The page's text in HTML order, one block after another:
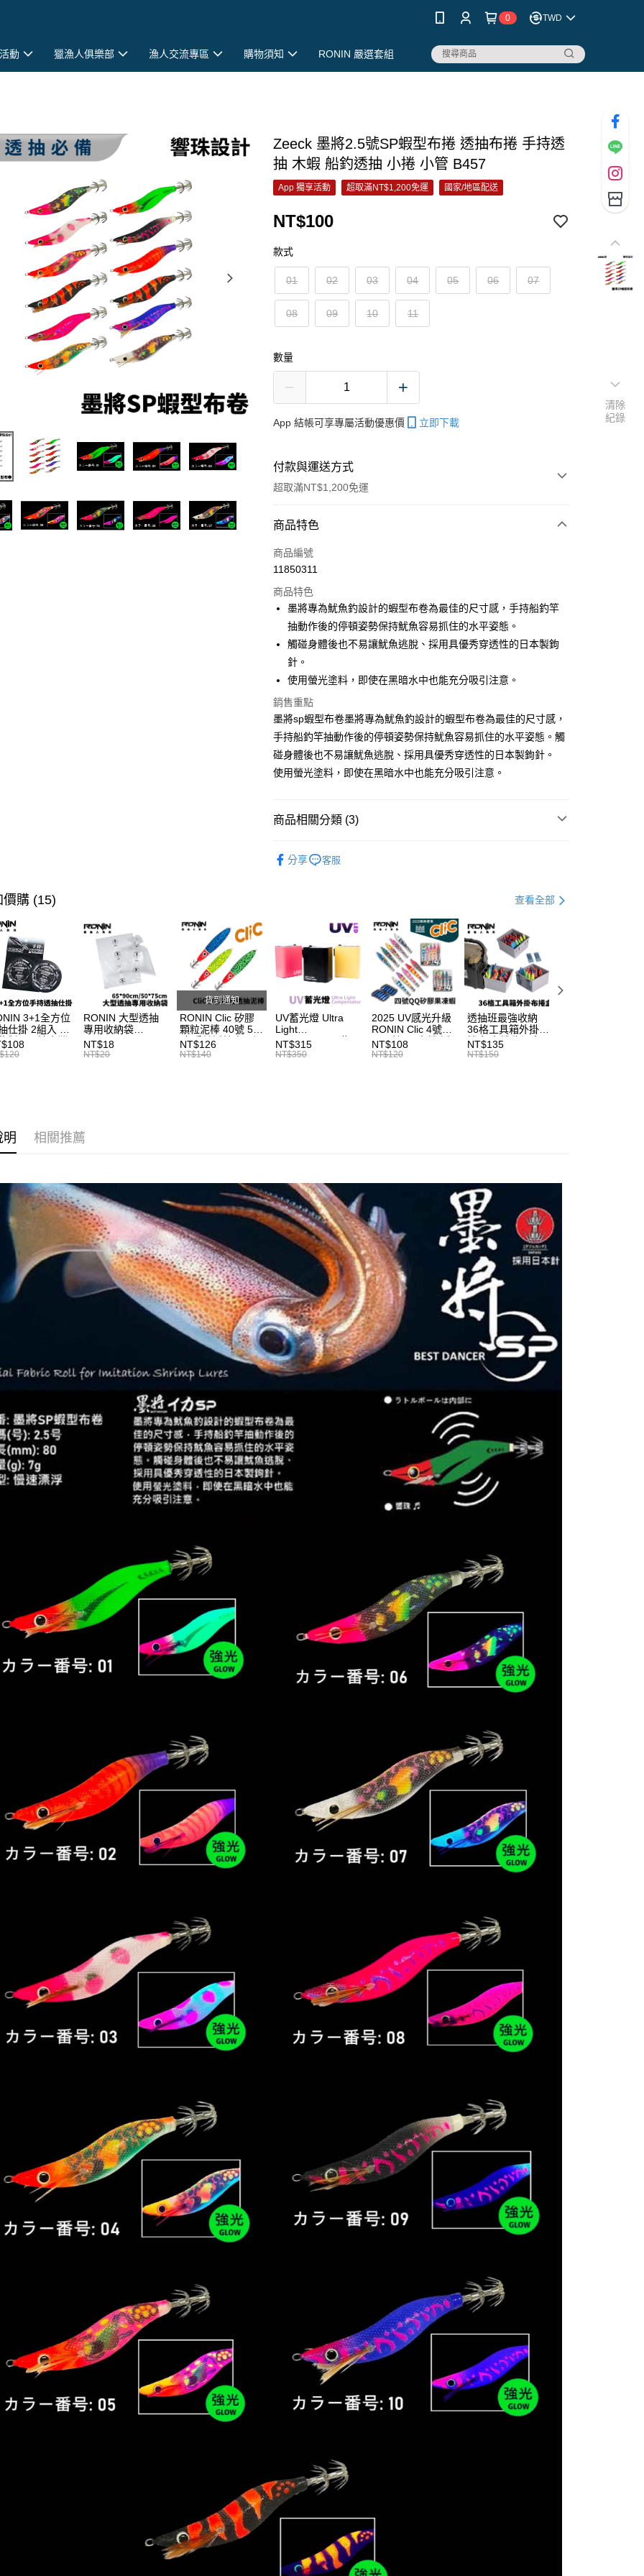
0 TWD
動 獵漁人俱樂部 漁人交流專區 購物須知 RONIN 嚴選套組
Zeeck 墨將2.5號SP蝦型布捲 透抽布捲 手持透
抽 木蝦 船釣透抽 小捲 小管 B457
App 獨享活動 超取滿NT$1,200免運 國家/地區配送
NT$100
款式
01 02 03 04 05 06 07
08 09 10 11
數量
App 結帳可享專屬活動優惠價 立即下載
付款與運送方式
超取滿NT$1,200免運
付款方式
信用卡一次付款
3 期 0 利率 每期 NT$33 21家銀行
合作金庫商業銀行
第一商業銀行
華南商業銀行
彰化商業銀行
國泰世華商業銀行
臺灣中小企業銀行
台中商業銀行
匯豐（台灣）商業銀行
聯邦商業銀行
遠東國際商業銀行
玉山商業銀行
星展（台灣）商業銀行
台新國際商業銀行
中國信託商業銀行
台灣樂天信用卡公司
超商取貨付款
街口支付
悠遊付
大哥付你分期
相關說明
1.本服務由台灣大哥大提供，台灣大哥大用戶可立即使用無須另外申請。
完成交易。
消。如遇「轉專審核」未通過狀況，表示未達大哥付你分期系統評分，恕
無法說明評估內容。
1.分期款項不併入電信帳單，「大哥付你分期」於每月結算日後寄送繳費提
2.透過簡訊連結打開帳單後，可選擇「超商條碼／台灣大直營門市／銀行轉
帳／街口支付／iPASS MONEY」等通路繳費。
【注意事項】
1.本服務係由「台灣大哥大股份有限公司」（以下簡稱本公司）所提供，讓
用戶於交易時，得透過本服務購買商品或服務，並由商店將買賣／分期付
款買賣價金債權讓與本公司後，依約使用本公司帳單繳交帳款。
2.基於同意付款使用「大哥付你分期」之契約關係目的，商店將以您的個人
資料（包含姓名、電話或地址）提供予台灣大哥大進項蒐集、處理及利
用，由本公司與您本人進行分期帳單所需資料之確認、核對及更正。
3.完整用戶服務條款，請詳閱以下連結：
https://oppay.tw/userRule
AFTEE先享後付
AFTEE先享後付是「在收到商品之後才付款」的支付方式。 讓您購物簡單
２．便利：只要手機號碼，簡訊認證，即可結帳。
付」結帳頁面，進行簡訊認證並確認金額後，即可完成結帳。
２．訂單成立數日內，您將收到繳費通知簡訊。
３．收到繳費通知簡訊後14天內，點擊此簡訊中的連結，可透過四大超商
／ATM／網路銀行／等多元方式進行付款，方視為交易完成。
※ 請注意：結帳手續完成當下不需立刻繳費，但若您需要取消訂單，請聯
絡購買商品的店家。未經商家同意取消之訂單仍視為有效，需透過AFTEE
先享後付繳納相關費用。
※ 交易是否成功請以「AFTEE先享後付 」之結帳頁面顯示為準，若有關於
是否繳費成功／繳費後需取消欲退款等相關疑問，請聯繫「AFTEE先享後
付客戶支援中心」
https://netprotections.freshdesk.com/support/home
４．使用「AFTEE先享後付」時，將依據個別帳號之用戶狀況，依本公司
即時審查核予不同之上限額度；若仍有額度不足之情形，本公司將視審查
結果請求用戶進行身份認證。
５．嚴禁一人註冊多個帳號或使用他人資訊註冊。若發現惡意使用之情
形，恩沛科技股份有限公司將有權停止該用戶之使用額度並採取法律行
動。
ATM付款
每筆NT$60，滿NT$1,200(含以上)免運費
付款後全家取貨
每筆NT$60，滿NT$1,200(含以上)免運費
每筆NT$60，滿NT$1,200(含以上)免運費
付款後7-11取貨
貨到付款（門市自取請勿下單，請聯繫客服）
每筆NT$200，滿NT$3,000(含以上)免運費
國家/地區配送(**下單前請私訊客服確認實際運費(運費另
計)，訂單才得以成立**)
查看運費
商品特色
商品編號
11850311
商品特色
墨將專為魷魚釣設計的蝦型布卷為最佳的尺寸感，手持船釣竿
抽動作後的停頓姿勢保持魷魚容易抓住的水平姿態。
觸碰身體後也不易讓魷魚逃脫、採用具優秀穿透性的日本製鉤
針。
使用螢光塗料，即使在黑暗水中也能充分吸引注意。
銷售重點
墨將sp蝦型布卷墨將專為魷魚釣設計的蝦型布卷為最佳的尺寸感，
手持船釣竿抽動作後的停頓姿勢保持魷魚容易抓住的水平姿態。觸
碰身體後也不易讓魷魚逃脫、採用具優秀穿透性的日本製鉤針。
使用螢光塗料，即使在黑暗水中也能充分吸引注意。
商品相關分類 (3)
分享 客服
價購 (15) 查看全部
3+1全方位
仕掛 2組入 手
製！最適台灣
T991
RONIN 大型透抽
專用收納袋
65*90cm/50*75cm
台灣製SGS檢驗無
NT$18
NT$20
貨到通知
RONIN Clic 矽膠
顆粒泥棒 40號 50
號 手持透抽專用泥
NT$126
NT$140
UV蓄光燈 Ultra
Light
Compensator 紫
外燈 夜光燈 夜光
NT$315
NT$350
2025 UV感光升級
RONIN Clic 4號矽
膠顆粒QQ布捲 透
抽布捲 B296
NT$108
NT$120
透抽班最強收納
36格工具箱外掛布
捲盒 布捲收納盒
明邦工具箱皆可使
NT$135
NT$150
明 相關推薦
清除
紀錄